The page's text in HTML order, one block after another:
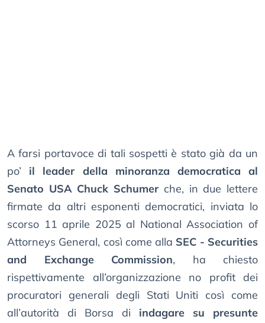
A farsi portavoce di tali sospetti è stato già da un
po’ il leader della minoranza democratica al
Senato USA Chuck Schumer che, in due lettere
firmate da altri esponenti democratici, inviata lo
scorso 11 aprile 2025 al National Association of
Attorneys General, così come alla SEC - Securities
and Exchange Commission, ha chiesto
rispettivamente all’organizzazione no profit dei
procuratori generali degli Stati Uniti così come
all’autorità di Borsa di indagare su presunte